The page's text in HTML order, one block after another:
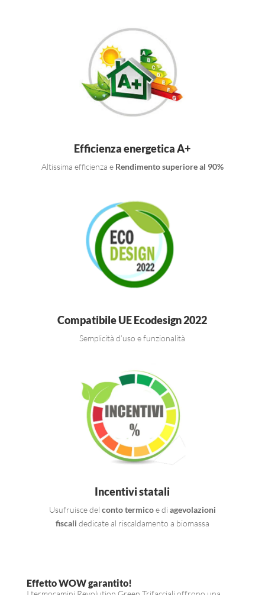
Efficienza energetica A+
Altissima efficienza e Rendimento superiore al 90%
Compatibile UE Ecodesign 2022
Semplicità d’uso e funzionalità
Incentivi statali
Usufruisce del conto termicoe di agevolazioni
fiscali dedicate al riscaldamento a biomassa
Effetto WOW garantito!